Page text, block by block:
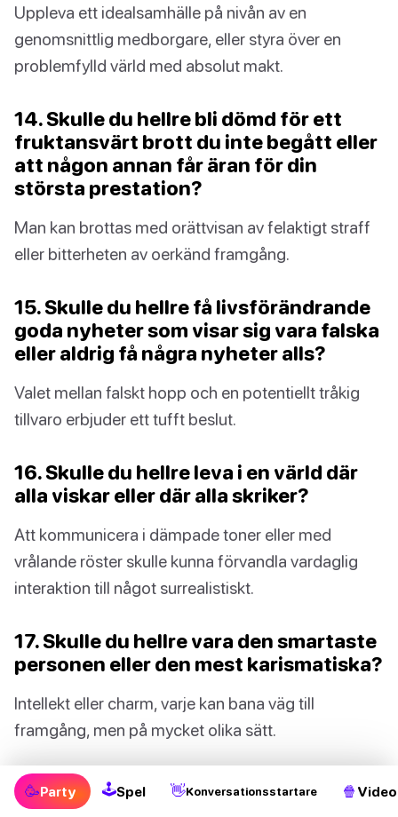
Uppleva ett idealsamhälle på nivån av en
genomsnittlig medborgare, eller styra över en
problemfylld värld med absolut makt.
14. Skulle du hellre bli dömd för ett
fruktansvärt brott du inte begått eller
att någon annan får äran för din
största prestation?
Man kan brottas med orättvisan av felaktigt straff
eller bitterheten av oerkänd framgång.
15. Skulle du hellre få livsförändrande
goda nyheter som visar sig vara falska
eller aldrig få några nyheter alls?
Valet mellan falskt hopp och en potentiellt tråkig
tillvaro erbjuder ett tufft beslut.
16. Skulle du hellre leva i en värld där
alla viskar eller där alla skriker?
Att kommunicera i dämpade toner eller med
vrålande röster skulle kunna förvandla vardaglig
interaktion till något surrealistiskt.
17. Skulle du hellre vara den smartaste
personen eller den mest karismatiska?
Intellekt eller charm, varje kan bana väg till
framgång, men på mycket olika sätt.
18. Skulle du hellre ha förmågan att
stoppa tiden en gång i 10 minuter eller
🥳Party 🕹Spel 👋Konversationsstartare 🍿